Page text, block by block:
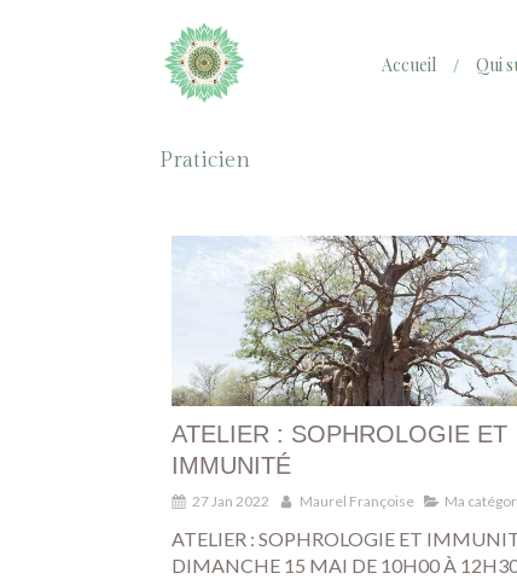
Accueil Qui
Praticien
ATELIER : SOPHROLOGIE ET
IMMUNITÉ
27 Jan 2022 Maurel Françoise Ma
ATELIER : SOPHROLOGIE ET
DIMANCHE 15 MAI DE 10H00 À